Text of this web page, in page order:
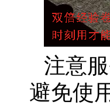
注意
避免使